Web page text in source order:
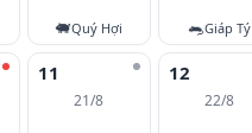
🐖Quý Hợi 🐀Giáp Tý
11
21/8
12
22/8